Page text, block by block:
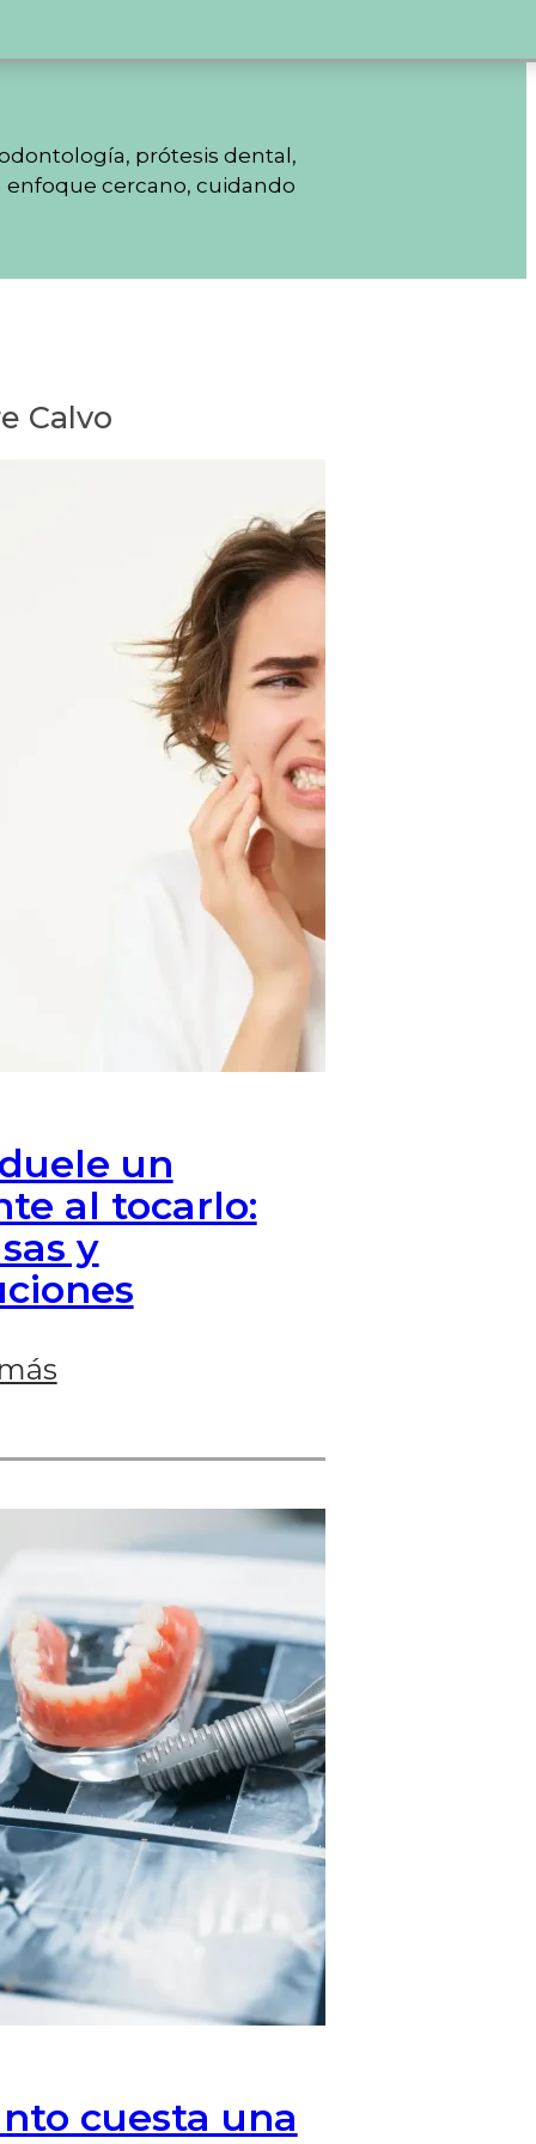
prótesis dental,
enfoque cercano, cuidando
Calvo
un
al tocarlo:
y
cuesta una